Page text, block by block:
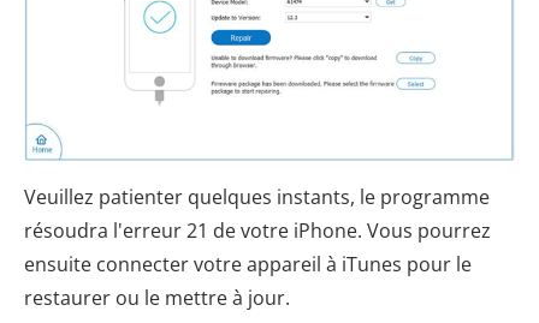
Veuillez patienter quelques instants, le programme
résoudra l'erreur 21 de votre iPhone. Vous pourrez
ensuite connecter votre appareil à iTunes pour le
restaurer ou le mettre à jour.